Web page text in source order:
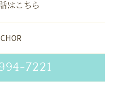
はこちら
7221